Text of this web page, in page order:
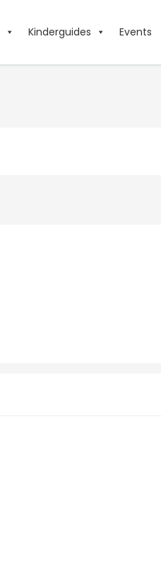
Kinderguides Events